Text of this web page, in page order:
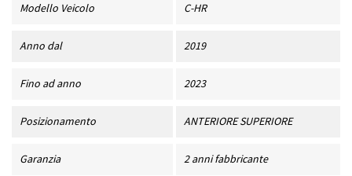
Modello Veicolo C-HR
Anno dal 2019
Fino ad anno 2023
Posizionamento ANTERIORE SUPERIORE
Garanzia 2 anni fabbricante